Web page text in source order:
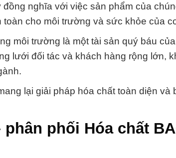
nghĩa với việc sản phẩm của
cho môi trường và sức khỏe của
môi trường là một tài sản quý báu
lưới đối tác và khách hàng rộng lớn,
lại giải pháp hóa chất toàn diện và
phối Hóa chất